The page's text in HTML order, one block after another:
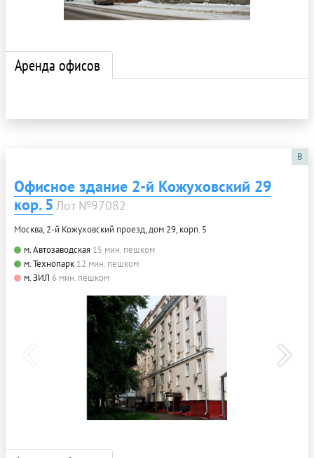
Аренда офисов
B
Офисное здание 2-й Кожуховский 29
кор. 5 Лот №97082
Москва, 2-й Кожуховский проезд, дом 29, корп. 5
м. Автозаводская 15 мин. пешком
м. Технопарк 12 мин. пешком
м. ЗИЛ 6 мин. пешком